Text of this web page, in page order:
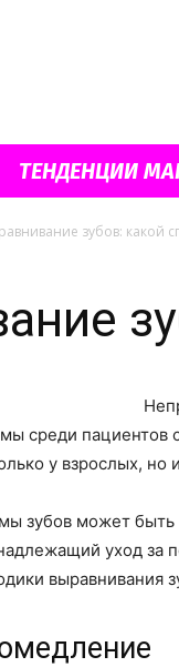
ТЕНДЕНЦИИ
зубов: какой
среди пациентов
у взрослых, но
зубов может быть
уход за
выравнивания